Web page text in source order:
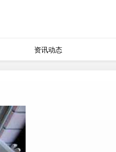
资讯动态